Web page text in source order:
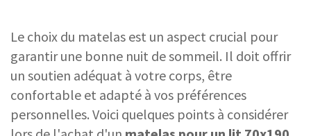
Le choix du matelas est un aspect crucial pour
garantir une bonne nuit de sommeil. Il doit offrir
un soutien adéquat à votre corps, être
confortable et adapté à vos préférences
personnelles. Voici quelques points à considérer